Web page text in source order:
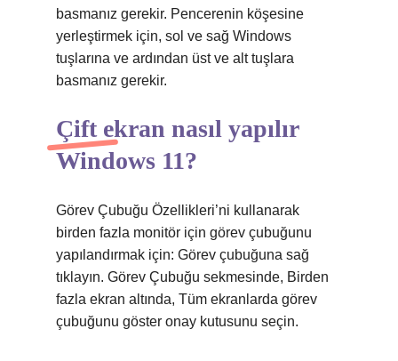
basmanız gerekir. Pencerenin köşesine
yerleştirmek için, sol ve sağ Windows
tuşlarına ve ardından üst ve alt tuşlara
basmanız gerekir.
Çift ekran nasıl yapılır
Windows 11?
Görev Çubuğu Özellikleri’ni kullanarak
birden fazla monitör için görev çubuğunu
yapılandırmak için: Görev çubuğuna sağ
tıklayın. Görev Çubuğu sekmesinde, Birden
fazla ekran altında, Tüm ekranlarda görev
çubuğunu göster onay kutusunu seçin.